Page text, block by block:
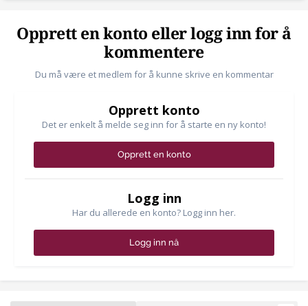
Opprett en konto eller logg inn for å
kommentere
Du må være et medlem for å kunne skrive en kommentar
Opprett konto
Det er enkelt å melde seg inn for å starte en ny konto!
Opprett en konto
Logg inn
Har du allerede en konto? Logg inn her.
Logg inn nå